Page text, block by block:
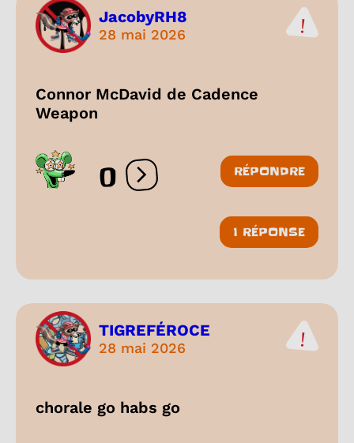
JacobyRH8
28 mai 2026
Connor McDavid de Cadence
Weapon
0 Ouvrir les réactions
RÉPONDRE
1 RÉPONSE
TIGREFÉROCE
28 mai 2026
chorale go habs go